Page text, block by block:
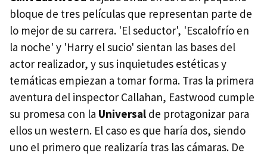
bloque de tres películas que representan parte de
lo mejor de su carrera. 'El seductor', 'Escalofrío en
la noche' y 'Harry el sucio' sientan las bases del
actor realizador, y sus inquietudes estéticas y
temáticas empiezan a tomar forma. Tras la primera
aventura del inspector Callahan, Eastwood cumple
su promesa con la Universal de protagonizar para
ellos un western. El caso es que haría dos, siendo
uno el primero que realizaría tras las cámaras. De